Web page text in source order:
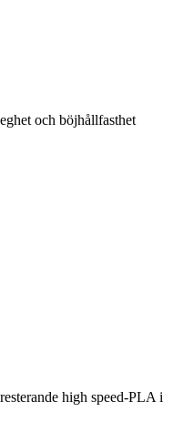
och böjhållfasthet
high speed-PLA i